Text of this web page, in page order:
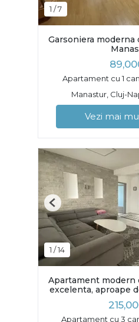
1 /7
Garsoniera moderna
Apartament cu 1
Manastur, Cluj-
Vezi mai
1 /14
Previous
Apartament modern
excelenta, aproape
Apartament cu 3